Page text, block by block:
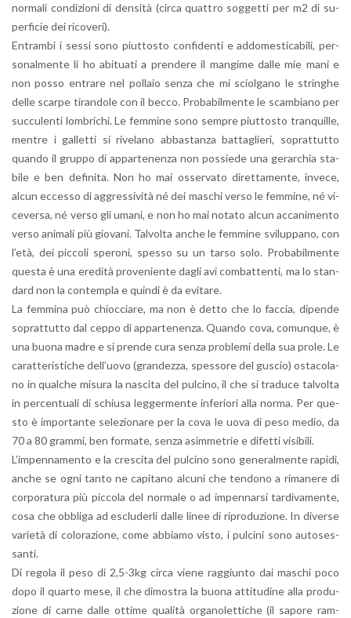
nor­ma­li con­di­zio­ni di den­si­tà (circa quat­tro sog­get­ti per m2 di su­
per­fi­cie dei ri­co­ve­ri).
En­tram­bi i sessi sono piut­to­sto con­fi­den­ti e ad­do­me­sti­ca­bi­li, per­
so­nal­men­te li ho abi­tua­ti a pren­de­re il man­gi­me dalle mie mani e
non posso en­tra­re nel pol­la­io senza che mi sciol­ga­no le strin­ghe
delle scar­pe ti­ran­do­le con il becco. Pro­ba­bil­men­te le scam­bia­no per
suc­cu­len­ti lom­bri­chi. Le fem­mi­ne sono sem­pre piut­to­sto tran­quil­le,
men­tre i gal­let­ti si ri­ve­la­no ab­ba­stan­za bat­ta­glie­ri, so­prat­tut­to
quan­do il grup­po di ap­par­te­nen­za non pos­sie­de una ge­rar­chia sta­
bi­le e ben de­fi­ni­ta. Non ho mai os­ser­va­to di­ret­ta­men­te, in­ve­ce,
alcun ec­ces­so di ag­gres­si­vi­tà né dei ma­schi verso le fem­mi­ne, né vi­
ce­ver­sa, né verso gli umani, e non ho mai no­ta­to alcun ac­ca­ni­men­to
verso ani­ma­li più gio­va­ni. Tal­vol­ta anche le fem­mi­ne svi­lup­pa­no, con
l’età, dei pic­co­li spe­ro­ni, spes­so su un tarso solo. Pro­ba­bil­men­te
que­sta è una ere­di­tà pro­ve­nien­te dagli avi com­bat­ten­ti, ma lo stan­
dard non la con­tem­pla e quin­di è da evi­ta­re.
La fem­mi­na può chioc­cia­re, ma non è detto che lo fac­cia, di­pen­de
so­prat­tut­to dal ceppo di ap­par­te­nen­za. Quan­do cova, co­mun­que, è
una buona madre e si pren­de cura senza pro­ble­mi della sua prole. Le
ca­rat­te­ri­sti­che del­l’uo­vo (gran­dez­za, spes­so­re del gu­scio) osta­co­la­
no in qual­che mi­su­ra la na­sci­ta del pul­ci­no, il che si tra­du­ce tal­vol­ta
in per­cen­tua­li di schiu­sa leg­ger­men­te in­fe­rio­ri alla norma. Per que­
sto è im­por­tan­te se­le­zio­na­re per la cova le uova di peso medio, da
70 a 80 gram­mi, ben for­ma­te, senza asim­me­trie e di­fet­ti vi­si­bi­li.
L’im­pen­na­men­to e la cre­sci­ta del pul­ci­no sono ge­ne­ral­men­te ra­pi­di,
anche se ogni tanto ne ca­pi­ta­no al­cu­ni che ten­do­no a ri­ma­ne­re di
cor­po­ra­tu­ra più pic­co­la del nor­ma­le o ad im­pen­nar­si tar­di­va­men­te,
cosa che ob­bli­ga ad esclu­der­li dalle linee di ri­pro­du­zio­ne. In di­ver­se
va­rie­tà di co­lo­ra­zio­ne, come ab­bia­mo visto, i pul­ci­ni sono au­to­ses­
san­ti.
Di re­go­la il peso di 2,5-3kg circa viene rag­giun­to dai ma­schi poco
dopo il quar­to mese, il che di­mo­stra la buona at­ti­tu­di­ne alla pro­du­
zio­ne di carne dalle ot­ti­me qua­li­tà or­ga­no­let­ti­che (il sa­po­re ram­